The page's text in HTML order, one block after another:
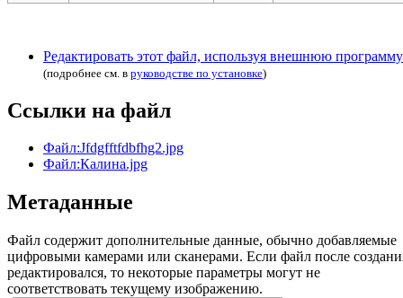
Редактировать этот файл, используя внешнюю программу
(подробнее см. в руководстве по установке)
Ссылки на файл
Файл:Jfdgfftfdbfhg2.jpg
Файл:Калина.jpg
Метаданные
Файл содержит дополнительные данные, обычно добавляемые
цифровыми камерами или сканерами. Если файл после
редактировался, то некоторые параметры могут не
соответствовать текущему изображению.